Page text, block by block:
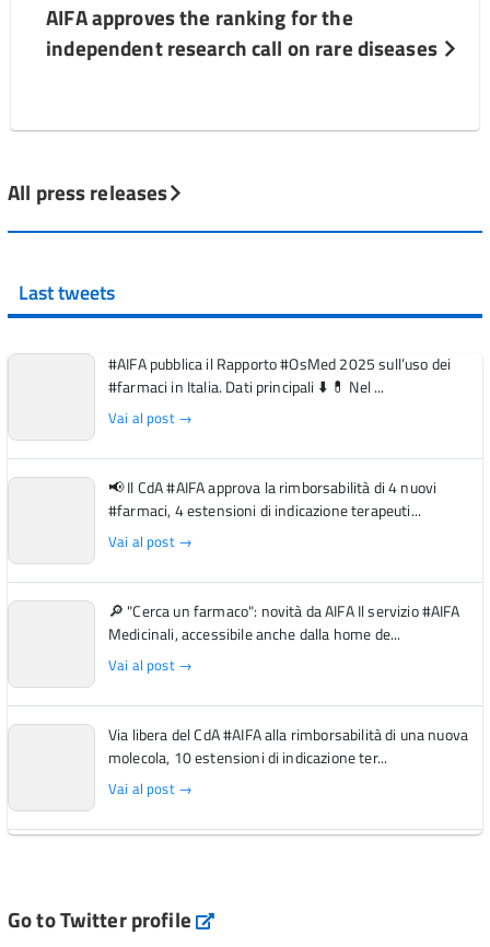
AIFA approves the ranking for the
independent research call on rare diseases
All press releases
Last tweets
#AIFA pubblica il Rapporto #OsMed 2025 sull’uso dei
#farmaci in Italia. Dati principali ⬇️ 💊 Nel ...
Vai al post →
📢 Il CdA #AIFA approva la rimborsabilità di 4 nuovi
#farmaci, 4 estensioni di indicazione terapeuti...
Vai al post →
🔎 "Cerca un farmaco": novità da AIFA Il servizio #AIFA
Medicinali, accessibile anche dalla home de...
Vai al post →
Via libera del CdA #AIFA alla rimborsabilità di una nuova
molecola, 10 estensioni di indicazione ter...
Vai al post →
Vai al post →
Go to Twitter profile aifa_ufficiale